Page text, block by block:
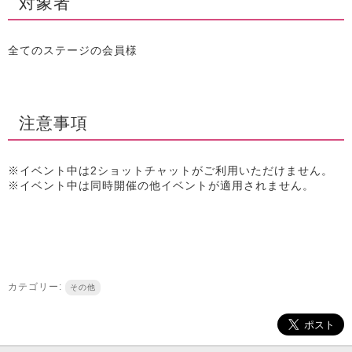
全てのステージの会員様
注意事項
※イベント中は2ショットチャットがご利用いただけません。
※イベント中は同時開催の他イベントが適用されません。
カテゴリー: その他